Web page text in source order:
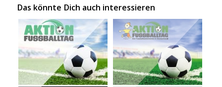
Das könnte Dich auch interessieren